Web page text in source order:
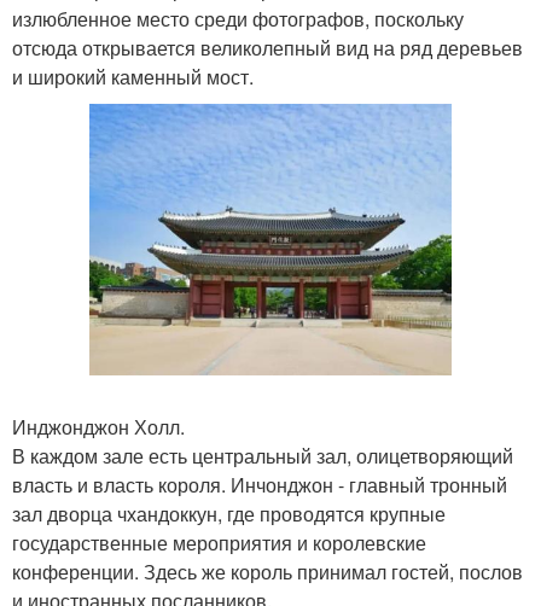
излюбленное место среди фотографов, поскольку
отсюда открывается великолепный вид на ряд деревьев
и широкий каменный мост.
Инджонджон Холл.
В каждом зале есть центральный зал, олицетворяющий
власть и власть короля. Инчонджон - главный тронный
зал дворца чхандоккун, где проводятся крупные
государственные мероприятия и королевские
конференции. Здесь же король принимал гостей, послов